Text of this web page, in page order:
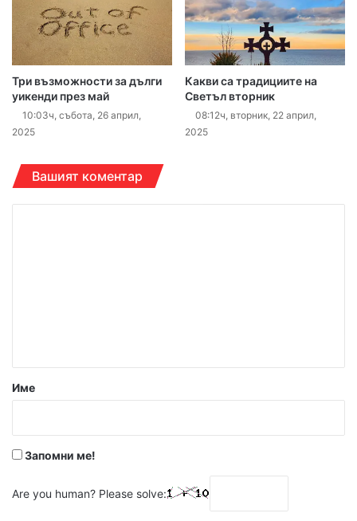
Три възможности за дълги
уикенди през май
10:03ч, събота, 26 април,
2025
Какви са традициите на
Светъл вторник
08:12ч, вторник, 22 април,
2025
Вашият коментар
р
Име
Запомни ме!
Are you human? Please solve: